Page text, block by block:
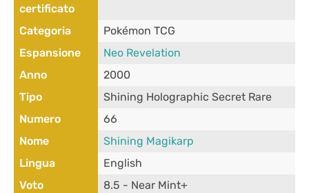
certificato
Categoria
Pokémon TCG
Espansione
Neo Revelation
Anno
2000
Tipo
Shining Holographic Secret Rare
Numero
66
Nome
Shining Magikarp
Lingua
English
Voto
8.5 - Near Mint+